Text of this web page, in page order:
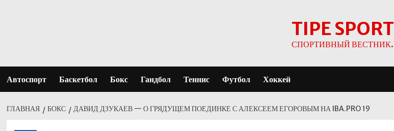
TIPE SPORT
СПОРТИВНЫЙ ВЕСТНИК.
Автоспорт Баскетбол Бокс Гандбол Теннис Футбол Хоккей
ГЛАВНАЯ БОКС ДАВИД ДЗУКАЕВ — О ГРЯДУЩЕМ ПОЕДИНКЕ С АЛЕКСЕЕМ ЕГОРОВЫМ НА IBA.PRO 19